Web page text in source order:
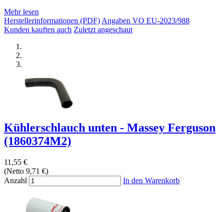
Mehr lesen
Herstellerinformationen (PDF)Angaben VO EU-2023/988
Kunden kauften auch Zuletzt angeschaut
Kühlerschlauch unten - Massey Ferguson
(1860374M2)
11,55 €
(Netto 9,71 €)
Anzahl
In den Warenkorb